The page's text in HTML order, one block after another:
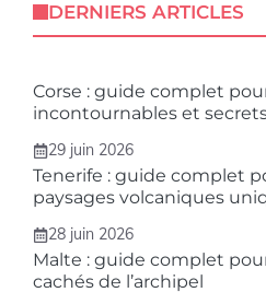
DERNIERS ARTICLES
Corse : guide complet
incontournables et
29 juin 2026
Tenerife : guide complet
paysages volcaniques
28 juin 2026
Malte : guide complet
cachés de l’archipel